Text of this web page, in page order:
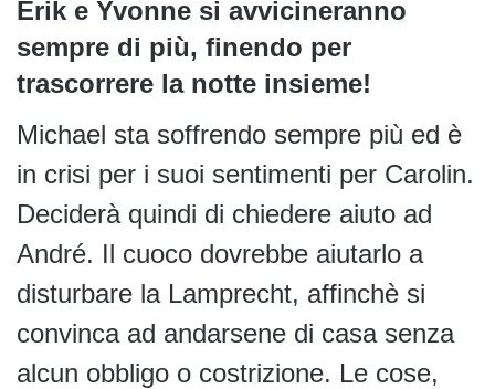
Erik e Yvonne si avvicineranno
sempre di più, finendo per
trascorrere la notte insieme!
Michael sta soffrendo sempre più ed è
in crisi per i suoi sentimenti per Carolin.
Deciderà quindi di chiedere aiuto ad
André. Il cuoco dovrebbe aiutarlo a
disturbare la Lamprecht, affinchè si
convinca ad andarsene di casa senza
alcun obbligo o costrizione. Le cose,